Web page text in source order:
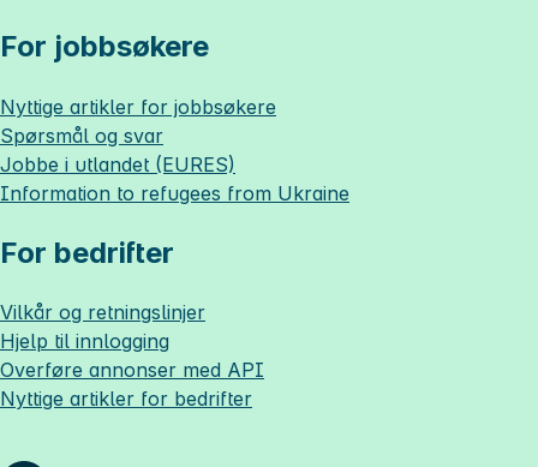
For jobbsøkere
Nyttige artikler for jobbsøkere
Spørsmål og svar
Jobbe i utlandet (EURES)
Information to refugees from Ukraine
For bedrifter
Vilkår og retningslinjer
Hjelp til innlogging
Overføre annonser med API
Nyttige artikler for bedrifter